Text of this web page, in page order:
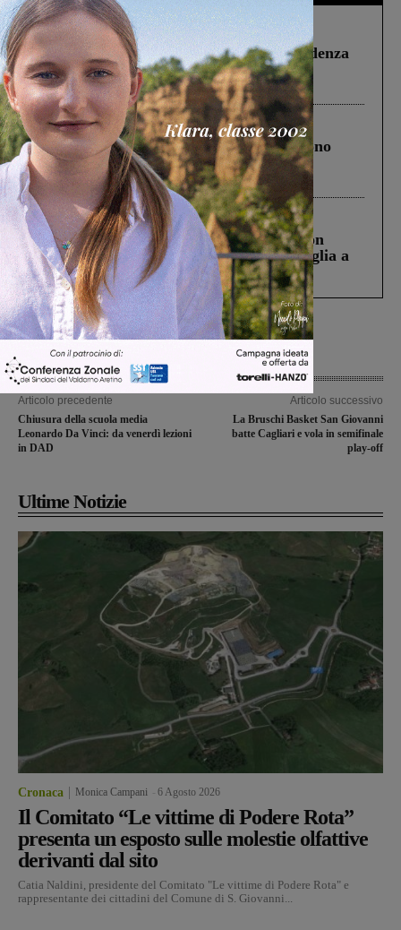
Figline Incisa Valdarno 1 Agosto 2026
Piscina di Figline finanziata oltre la scadenza
Pnrr, il gruppo di Fratelli d’Italia: “Un
ringraziamento al Governo”
Cronaca 4 Agosto 2026
Un anno fa la strage in A1 in cui morirono
Gianni, Giulia e Franco. Lo schianto, il
processo, lo stop ai sorpassi fra tir....
Cronaca 3 Agosto 2026
Scomparso da una struttura di Castiglion
Fiorentino l’uomo che aveva ucciso la figlia a
Levane nel 2020
Articolo precedente
Chiusura della scuola media
Leonardo Da Vinci: da venerdì lezioni
in DAD
Articolo successivo
La Bruschi Basket San Giovanni
batte Cagliari e vola in semifinale
play-off
Ultime Notizie
Cronaca Monica Campani 6 Agosto 2026
Il Comitato “Le vittime di Podere Rota”
presenta un esposto sulle molestie olfattive
derivanti dal sito
Catia Naldini, presidente del Comitato "Le vittime di Podere Rota" e
rappresentante dei cittadini del Comune di S. Giovanni...